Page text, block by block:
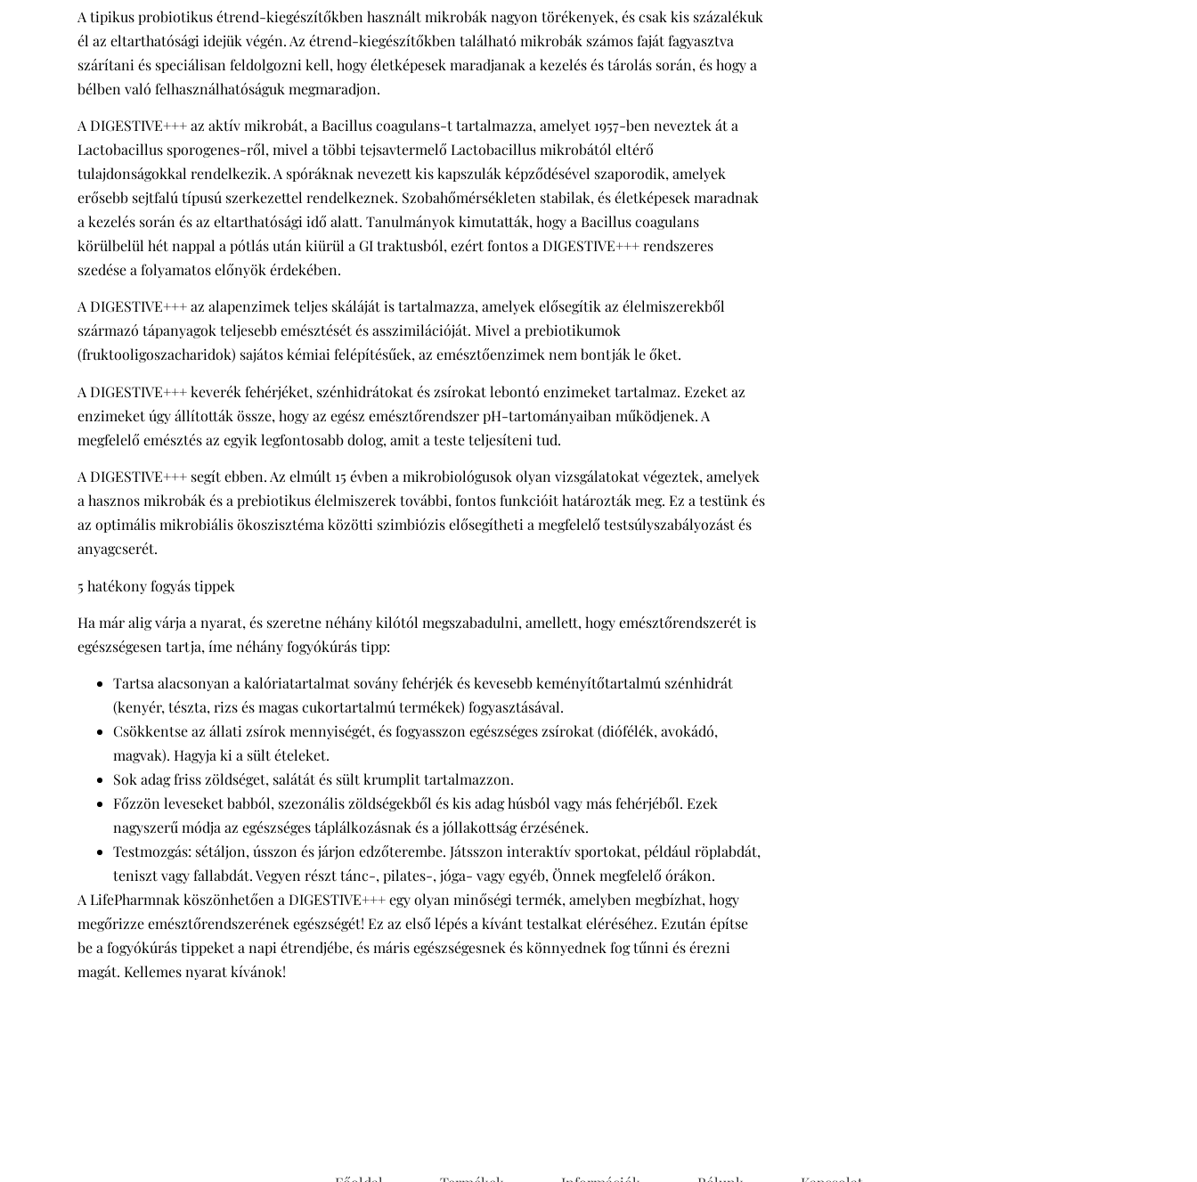
A tipikus probiotikus étrend-kiegészítőkben használt mikrobák nagyon törékenyek, és csak kis százalékuk
él az eltarthatósági idejük végén. Az étrend-kiegészítőkben található mikrobák számos faját fagyasztva
szárítani és speciálisan feldolgozni kell, hogy életképesek maradjanak a kezelés és tárolás során, és hogy a
bélben való felhasználhatóságuk megmaradjon.
A DIGESTIVE+++ az aktív mikrobát, a Bacillus coagulans-t tartalmazza, amelyet 1957-ben neveztek át a
Lactobacillus sporogenes-ről, mivel a többi tejsavtermelő Lactobacillus mikrobától eltérő
tulajdonságokkal rendelkezik. A spóráknak nevezett kis kapszulák képződésével szaporodik, amelyek
erősebb sejtfalú típusú szerkezettel rendelkeznek. Szobahőmérsékleten stabilak, és életképesek maradnak
a kezelés során és az eltarthatósági idő alatt. Tanulmányok kimutatták, hogy a Bacillus coagulans
körülbelül hét nappal a pótlás után kiürül a GI traktusból, ezért fontos a DIGESTIVE+++ rendszeres
szedése a folyamatos előnyök érdekében.
A DIGESTIVE+++ az alapenzimek teljes skáláját is tartalmazza, amelyek elősegítik az élelmiszerekből
származó tápanyagok teljesebb emésztését és asszimilációját. Mivel a prebiotikumok
(fruktooligoszacharidok) sajátos kémiai felépítésűek, az emésztőenzimek nem bontják le őket.
A DIGESTIVE+++ keverék fehérjéket, szénhidrátokat és zsírokat lebontó enzimeket tartalmaz. Ezeket az
enzimeket úgy állították össze, hogy az egész emésztőrendszer pH-tartományaiban működjenek. A
megfelelő emésztés az egyik legfontosabb dolog, amit a teste teljesíteni tud.
A DIGESTIVE+++ segít ebben. Az elmúlt 15 évben a mikrobiológusok olyan vizsgálatokat végeztek, amelyek
a hasznos mikrobák és a prebiotikus élelmiszerek további, fontos funkcióit határozták meg. Ez a testünk és
az optimális mikrobiális ökoszisztéma közötti szimbiózis elősegítheti a megfelelő testsúlyszabályozást és
anyagcserét.
5 hatékony fogyás tippek
Ha már alig várja a nyarat, és szeretne néhány kilótól megszabadulni, amellett, hogy emésztőrendszerét is
egészségesen tartja, íme néhány fogyókúrás tipp:
Tartsa alacsonyan a kalóriatartalmat sovány fehérjék és kevesebb keményítőtartalmú szénhidrát
(kenyér, tészta, rizs és magas cukortartalmú termékek) fogyasztásával.
Csökkentse az állati zsírok mennyiségét, és fogyasszon egészséges zsírokat (diófélék, avokádó,
magvak). Hagyja ki a sült ételeket.
Sok adag friss zöldséget, salátát és sült krumplit tartalmazzon.
Főzzön leveseket babból, szezonális zöldségekből és kis adag húsból vagy más fehérjéből. Ezek
nagyszerű módja az egészséges táplálkozásnak és a jóllakottság érzésének.
Testmozgás: sétáljon, ússzon és járjon edzőterembe. Játsszon interaktív sportokat, például röplabdát,
teniszt vagy fallabdát. Vegyen részt tánc-, pilates-, jóga- vagy egyéb, Önnek megfelelő órákon.
A LifePharmnak köszönhetően a DIGESTIVE+++ egy olyan minőségi termék, amelyben megbízhat, hogy
megőrizze emésztőrendszerének egészségét! Ez az első lépés a kívánt testalkat eléréséhez. Ezután építse
be a fogyókúrás tippeket a napi étrendjébe, és máris egészségesnek és könnyednek fog tűnni és érezni
magát. Kellemes nyarat kívánok!